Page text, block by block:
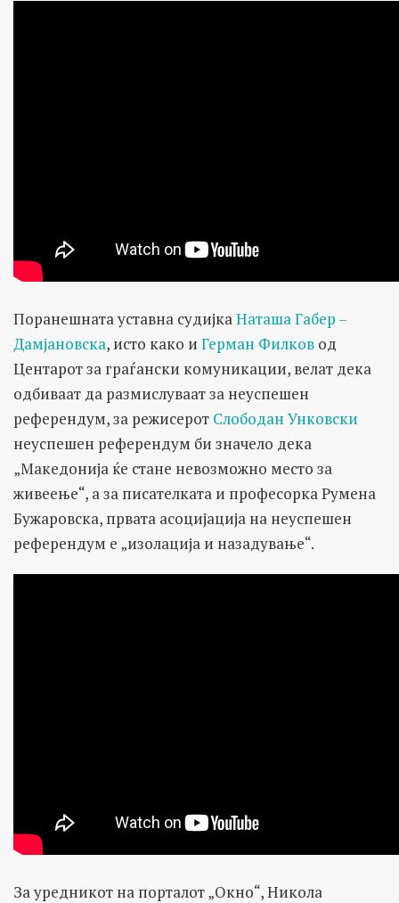
Поранешната уставна судијка Наташа Габер –
Дамјановска, исто како и Герман Филков од
Центарот за граѓански комуникации, велат дека
одбиваат да размислуваат за неуспешен
референдум, за режисерот Слободан Унковски
неуспешен референдум би значело дека
„Македонија ќе стане невозможно место за
живеење“, а за писателката и професорка Румена
Бужаровска, првата асоцијација на неуспешен
референдум е „изолација и назадување“.
За уредникот на порталот „Окно“, Никола